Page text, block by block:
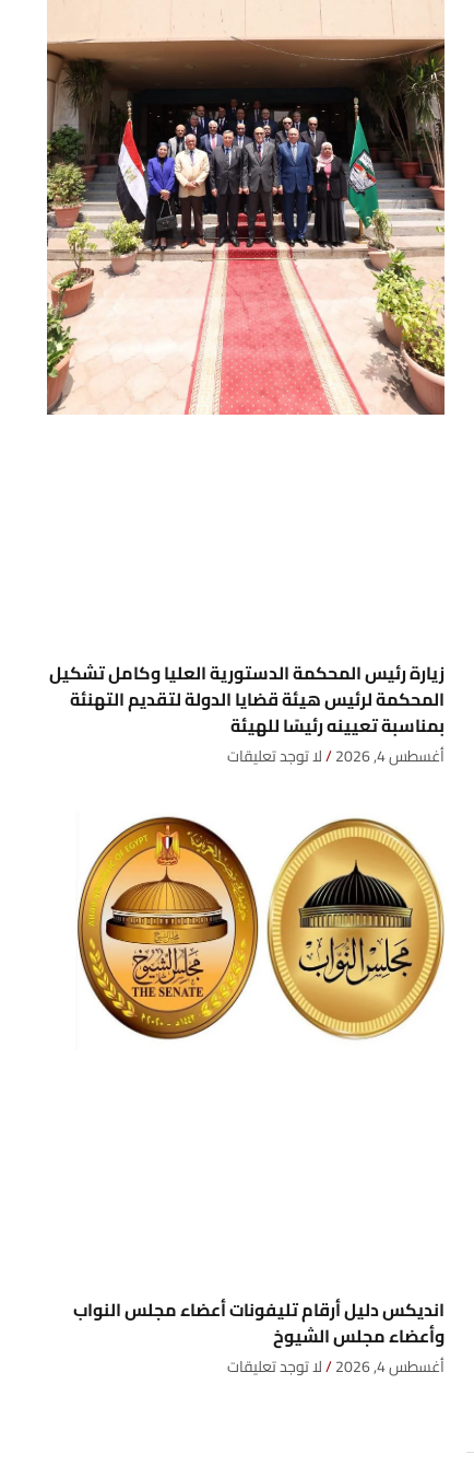
زيارة رئيس المحكمة الدستورية العليا وكامل تشكيل
المحكمة لرئيس هيئة قضايا الدولة لتقديم التهنئة
بمناسبة تعيينه رئيسًا للهيئة
أغسطس 4, 2026 لا توجد تعليقات
انديكس دليل أرقام تليفونات أعضاء مجلس النواب
وأعضاء مجلس الشيوخ
أغسطس 4, 2026 لا توجد تعليقات